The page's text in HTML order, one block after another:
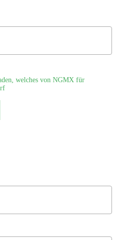
welches von NGMX für